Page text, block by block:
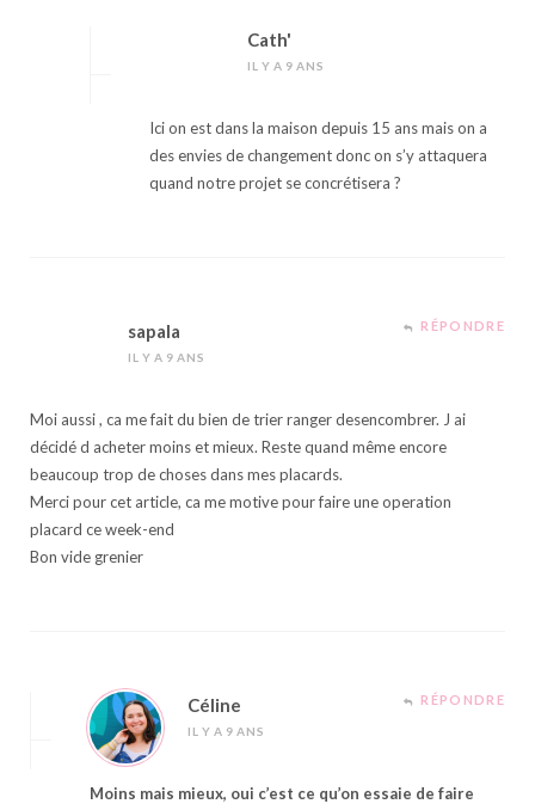
Cath'
IL Y A 9 ANS
Ici on est dans la maison depuis 15 ans mais on a
des envies de changement donc on s’y attaquera
quand notre projet se concrétisera ?
sapala
IL Y A 9 ANS
RÉPONDRE
Moi aussi , ca me fait du bien de trier ranger desencombrer. J ai
décidé d acheter moins et mieux. Reste quand même encore
beaucoup trop de choses dans mes placards.
Merci pour cet article, ca me motive pour faire une operation
placard ce week-end
Bon vide grenier
Céline
IL Y A 9 ANS
RÉPONDRE
Moins mais mieux, oui c’est ce qu’on essaie de faire